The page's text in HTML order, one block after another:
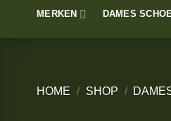
MERKEN DAMES
HOME / SHOP /